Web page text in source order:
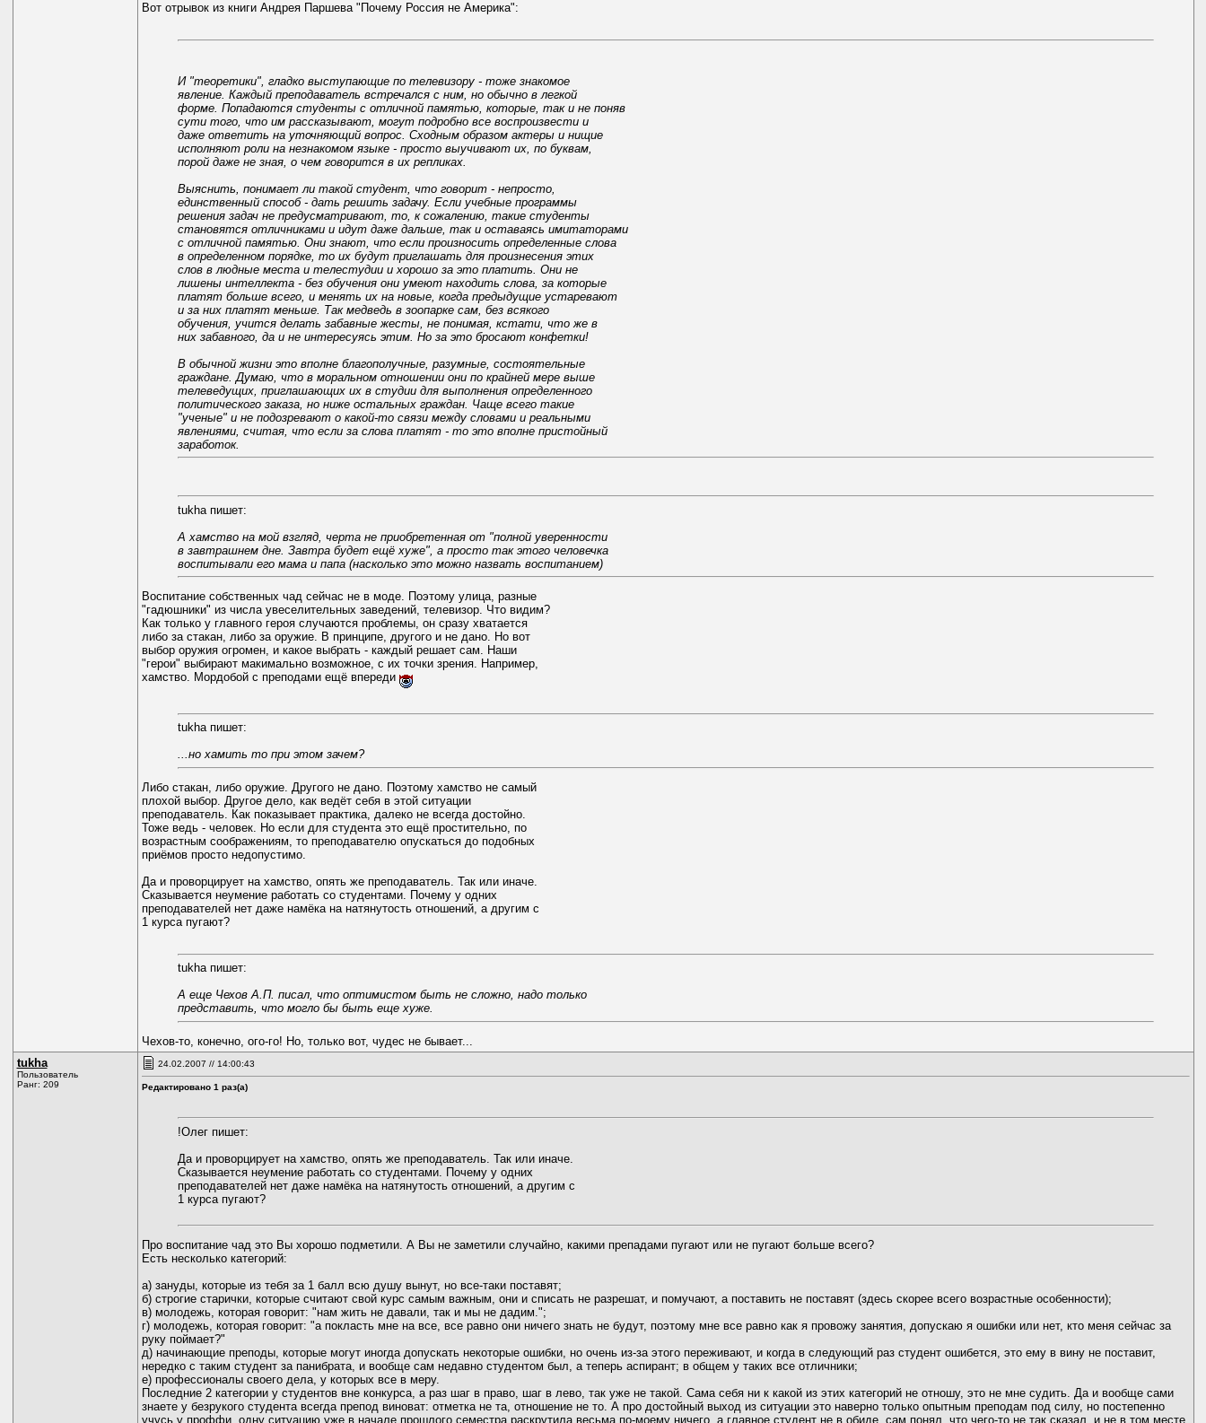
Вот отрывок из книги Андрея Паршева "Почему Россия не Америка":
И "теоретики", гладко выступающие по телевизору - тоже знакомое
явление. Каждый преподаватель встречался с ним, но обычно в легкой
форме. Попадаются студенты с отличной памятью, которые, так и не поняв
сути того, что им рассказывают, могут подробно все воспроизвести и
даже ответить на уточняющий вопрос. Сходным образом актеры и нищие
исполняют роли на незнакомом языке - просто выучивают их, по буквам,
порой даже не зная, о чем говорится в их репликах.
Выяснить, понимает ли такой студент, что говорит - непросто,
единственный способ - дать решить задачу. Если учебные программы
решения задач не предусматривают, то, к сожалению, такие студенты
становятся отличниками и идут даже дальше, так и оставаясь имитаторами
с отличной памятью. Они знают, что если произносить определенные слова
в определенном порядке, то их будут приглашать для произнесения этих
слов в людные места и телестудии и хорошо за это платить. Они не
лишены интеллекта - без обучения они умеют находить слова, за которые
платят больше всего, и менять их на новые, когда предыдущие устаревают
и за них платят меньше. Так медведь в зоопарке сам, без всякого
обучения, учится делать забавные жесты, не понимая, кстати, что же в
них забавного, да и не интересуясь этим. Но за это бросают конфетки!
В обычной жизни это вполне благополучные, разумные, состоятельные
граждане. Думаю, что в моральном отношении они по крайней мере выше
телеведущих, приглашающих их в студии для выполнения определенного
политического заказа, но ниже остальных граждан. Чаще всего такие
"ученые" и не подозревают о какой-то связи между словами и реальными
явлениями, считая, что если за слова платят - то это вполне пристойный
заработок.
tukha пишет:
А хамство на мой взгляд, черта не приобретенная от "полной уверенности
в завтрашнем дне. Завтра будет ещё хуже", а просто так этого человечка
воспитывали его мама и папа (насколько это можно назвать воспитанием)
Воспитание собственных чад сейчас не в моде. Поэтому улица, разные
"гадюшники" из числа увеселительных заведений, телевизор. Что видим?
Как только у главного героя случаются проблемы, он сразу хватается
либо за стакан, либо за оружие. В принципе, другого и не дано. Но вот
выбор оружия огромен, и какое выбрать - каждый решает сам. Наши
"герои" выбирают макимально возможное, с их точки зрения. Например,
хамство. Мордобой с преподами ещё впереди
tukha пишет:
...но хамить то при этом зачем?
Либо стакан, либо оружие. Другого не дано. Поэтому хамство не самый
плохой выбор. Другое дело, как ведёт себя в этой ситуации
преподаватель. Как показывает практика, далеко не всегда достойно.
Тоже ведь - человек. Но если для студента это ещё простительно, по
возрастным соображениям, то преподавателю опускаться до подобных
приёмов просто недопустимо.
Да и проворцирует на хамство, опять же преподаватель. Так или иначе.
Сказывается неумение работать со студентами. Почему у одних
преподавателей нет даже намёка на натянутость отношений, а другим с
1 курса пугают?
tukha пишет:
А еще Чехов А.П. писал, что оптимистом быть не сложно, надо только
представить, что могло бы быть еще хуже.
Чехов-то, конечно, ого-го! Но, только вот, чудес не бывает...
tukha
Пользователь
Ранг: 209
24.02.2007 // 14:00:43
Редактировано 1 раз(а)
!Олег пишет:
Да и проворцирует на хамство, опять же преподаватель. Так или иначе.
Сказывается неумение работать со студентами. Почему у одних
преподавателей нет даже намёка на натянутость отношений, а другим с
1 курса пугают?
Про воспитание чад это Вы хорошо подметили. А Вы не заметили случайно, какими препадами пугают или не пугают больше всего?
Есть несколько категорий:
а) зануды, которые из тебя за 1 балл всю душу вынут, но все-таки поставят;
б) строгие старички, которые считают свой курс самым важным, они и списать не разрешат, и помучают, а поставить не поставят (здесь скорее всего возрастные особенности);
в) молодежь, которая говорит: "нам жить не давали, так и мы не дадим.";
г) молодежь, которая говорит: "а покласть мне на все, все равно они ничего знать не будут, поэтому мне все равно как я провожу занятия, допускаю я ошибки или нет, кто меня сейчас за
руку поймает?"
д) начинающие преподы, которые могут иногда допускать некоторые ошибки, но очень из-за этого переживают, и когда в следующий раз студент ошибется, это ему в вину не поставит,
нередко с таким студент за панибрата, и вообще сам недавно студентом был, а теперь аспирант; в общем у таких все отличники;
е) профессионалы своего дела, у которых все в меру.
Последние 2 категории у студентов вне конкурса, а раз шаг в право, шаг в лево, так уже не такой. Сама себя ни к какой из этих категорий не отношу, это не мне судить. Да и вообще сами
знаете у безрукого студента всегда препод виноват: отметка не та, отношение не то. А про достойный выход из ситуации это наверно только опытным преподам под силу, но постепенно
учусь у проффи, одну ситуацию уже в начале прошлого семестра раскрутила весьма по-моему ничего, а главное студент не в обиде, сам понял, что чего-то не так сказал, и не в том месте